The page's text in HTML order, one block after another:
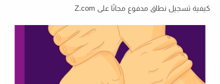
كيفية تسجيل نطاق مدفوع مجانًا على Z.com